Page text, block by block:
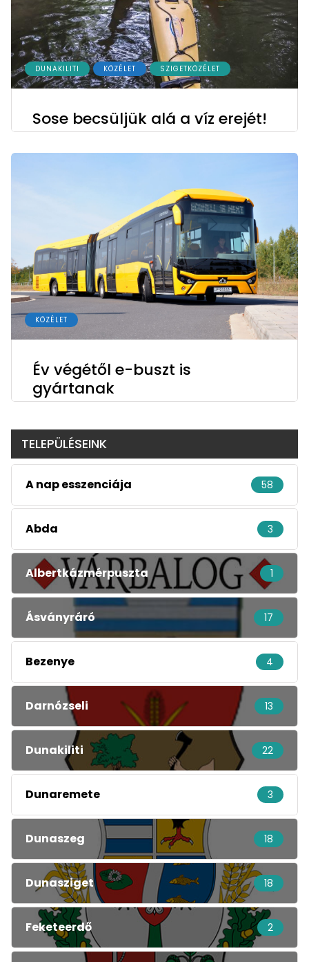
DUNAKILITI KÖZÉLET SZIGETKÖZÉLET
Sose becsüljük alá a víz erejét!
KÖZÉLET
Év végétől e-buszt is
gyártanak
TELEPÜLÉSEINK
A nap esszenciája 58
Abda 3
Albertkázmérpuszta 1
Ásványráró 17
Bezenye 4
Darnózseli 13
Dunakiliti 22
Dunaremete 3
Dunaszeg 18
Dunasziget 18
Feketeerdő 2